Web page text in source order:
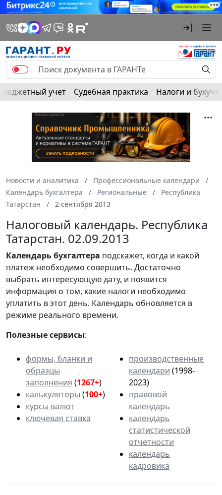
Бюджетный учет Судебная практика Налоги и
Новости и аналитика
Профессиональные календари
Календарь бухгалтера
Региональные
Республика
Татарстан
2 сентября 2013
Налоговый календарь. Республика
Татарстан. 02.09.2013
Календарьбухгалтера подскажет, когда и какой
платеж необходимо совершить. Достаточно
выбрать интересующую дату, и появится
информация о том, какие налоги необходимо
уплатить в этот день. Календарь обновляется в
режиме реального времени.
Полезные сервисы:
формы, бланки и
образцы
заполнения (1267+)
калькуляторы (100+)
курсы валют
ключевая ставка
производственные
календари (1998-
2023)
правовой
календарь
календарь
статистической
отчетности
календарь
кадровика